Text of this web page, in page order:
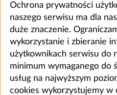
Ochrona prywatności
naszego serwisu ma dla
duże znaczenie.
wykorzystanie i zbieranie
użytkownikach serwisu do
minimum wymaganego do
usług na najwyższym
cookies wykorzystujemy w